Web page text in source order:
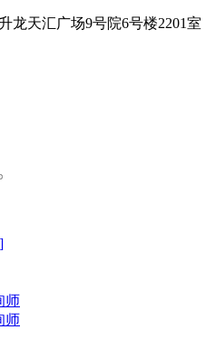
龙天汇广场9号院6号楼2201室
师
师